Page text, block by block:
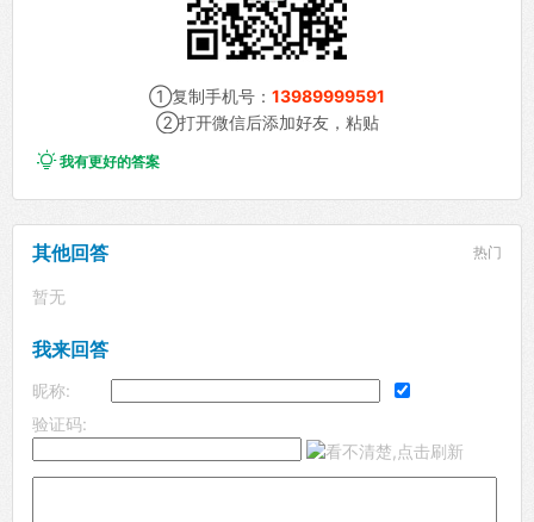
①复制手机号： 13989999591
②打开微信后添加好友，粘贴
我有更好的答案
其他回答 热门
暂无
我来回答
昵称:
验证码: